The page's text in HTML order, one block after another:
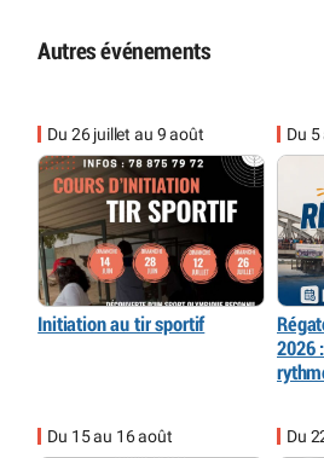
Autres événements
Du 26 juillet au 9 août
Initiation au tir sportif
Du
2026
Du 15 au 16 août Du